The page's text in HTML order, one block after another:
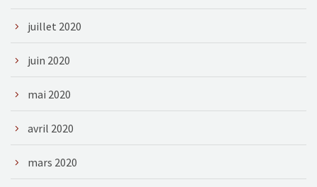
juillet 2020
juin 2020
mai 2020
avril 2020
mars 2020